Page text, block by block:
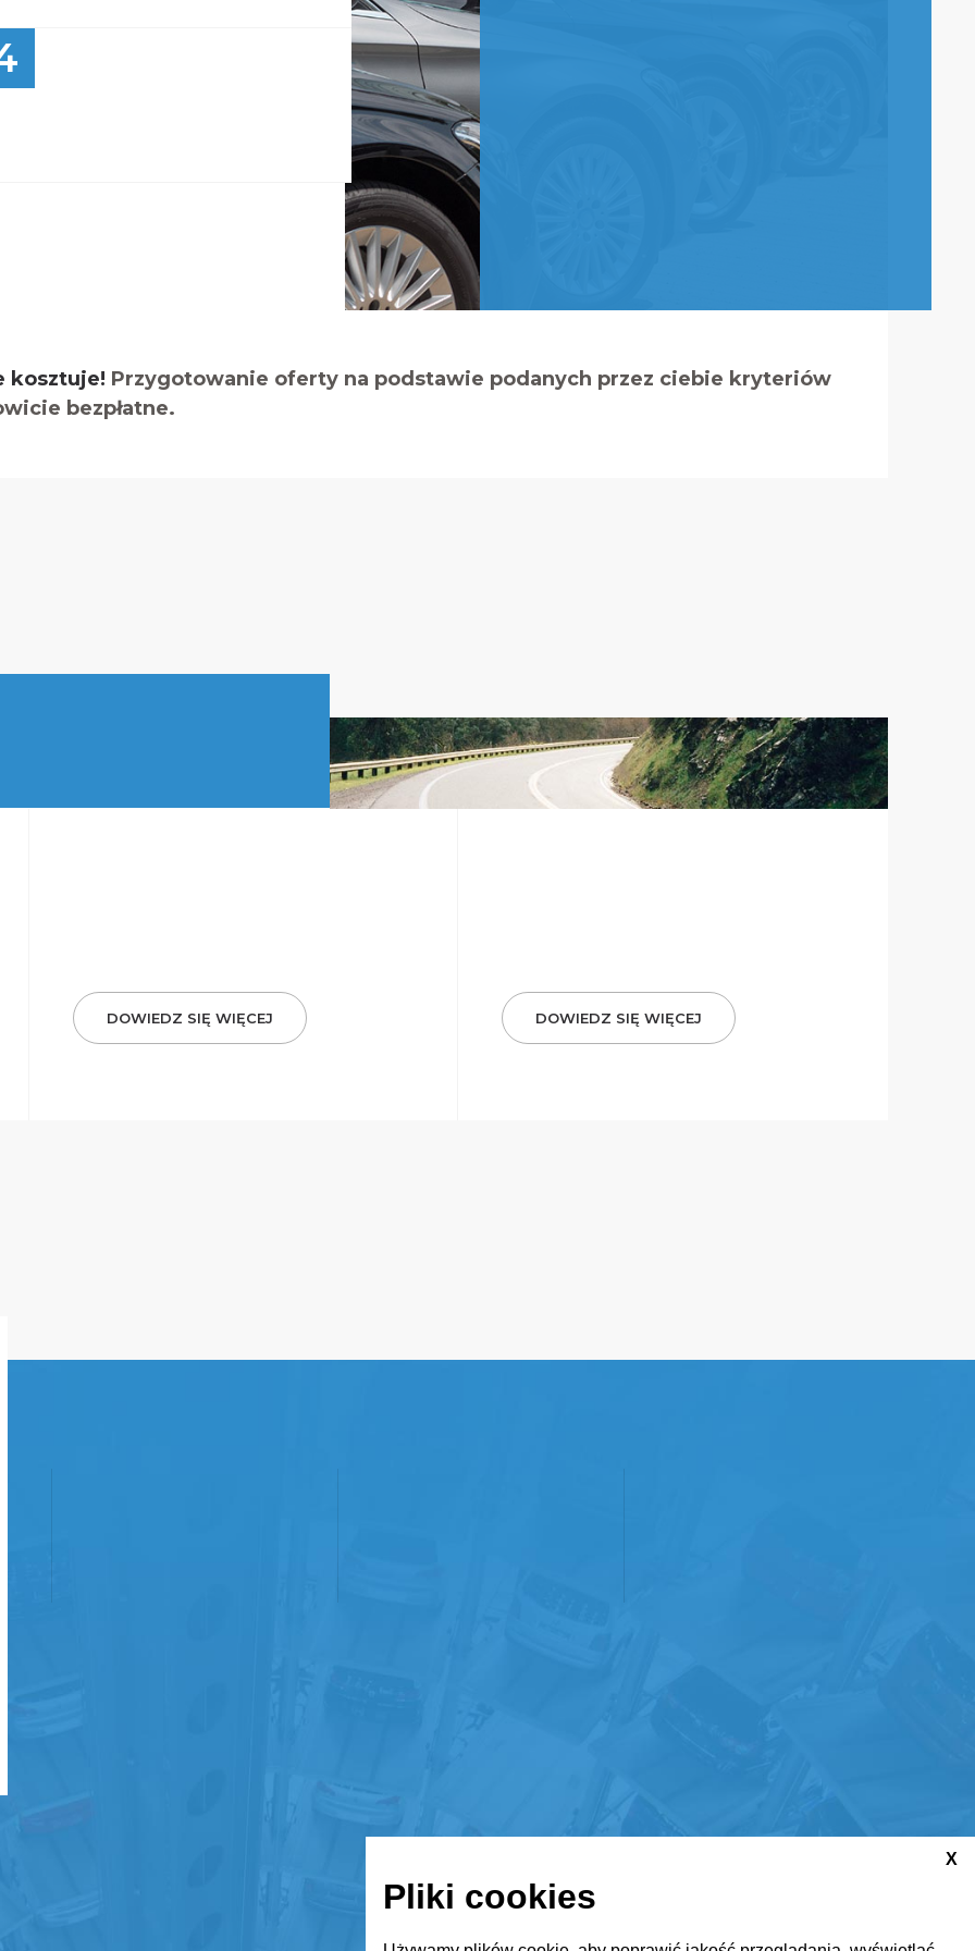
kosztuje! Przygotowanie oferty na podstawie podanych przez ciebie kryteriów
bezpłatne.
DOWIEDZ SIĘ WIĘCEJ DOWIEDZ SIĘ WIĘCEJ
X
Pliki cookies